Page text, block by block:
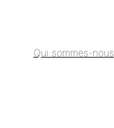
Qui sommes-nous